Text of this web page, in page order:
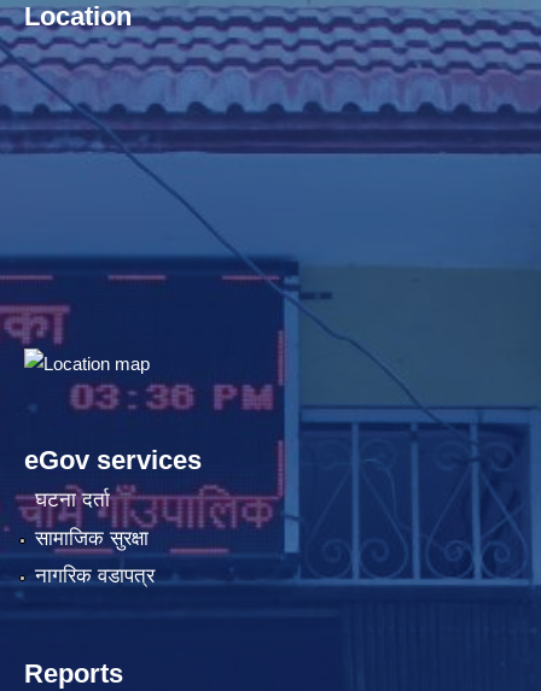
Location
eGov services
घटना दर्ता
सामाजिक सुरक्षा
नागरिक वडापत्र
Reports